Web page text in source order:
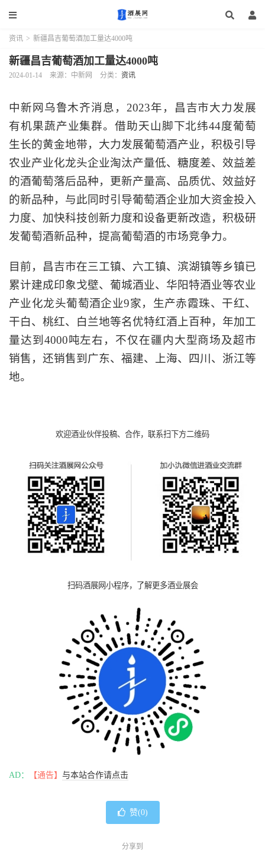
资讯 > 新疆昌吉葡萄酒加工量达4000吨
新疆昌吉葡萄酒加工量达4000吨
2024-01-14 来源：中新网 分类： 资讯
中新网乌鲁木齐消息，2023年，昌吉市大力发展
有机果蔬产业集群。借助天山脚下北纬44度葡萄
生长的黄金地带，大力发展葡萄酒产业，积极引导
农业产业化龙头企业淘汰产量低、糖度差、效益差
的酒葡萄落后品种，更新产量高、品质优、效益好
的新品种，与此同时引导葡萄酒企业加大资金投入
力度、加快科技创新力度和设备更新改造，积极研
发葡萄酒新品种，提高葡萄酒的市场竞争力。
目前，昌吉市在三工镇、六工镇、滨湖镇等乡镇已
累计建成印象戈壁、葡城酒业、华阳特酒业等农业
产业化龙头葡萄酒企业9家，生产赤霞珠、干红、
干白、桃红、白兰地等名优特红酒上百种，年加工
量达到4000吨左右，不仅在疆内大型商场及超市
销售，还销售到广东、福建、上海、四川、浙江等
地。
欢迎酒业伙伴投稿、合作，联系扫下方二维码
扫码酒展网小程序，了解更多酒业展会
AD： 【通告】 与本站合作请点击
赞(0)
分享到